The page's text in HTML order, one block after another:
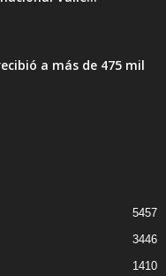
a más de 475 mil
5457
3446
1410